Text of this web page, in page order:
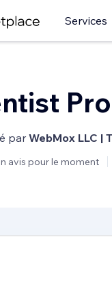
Services
par WebMox LLC |
avis pour le moment